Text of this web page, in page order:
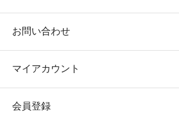
お問い合わせ
マイアカウント
会員登録